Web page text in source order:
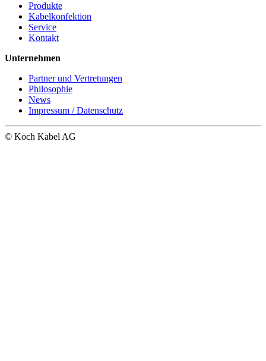
Produkte
Kabelkonfektion
Service
Kontakt
Unternehmen
Partner und Vertretungen
Philosophie
News
Impressum / Datenschutz
© Koch Kabel AG